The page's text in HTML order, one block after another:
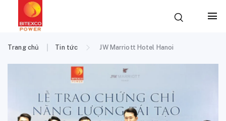
Trang chủ Tin tức JW Marriott Hotel Hanoi